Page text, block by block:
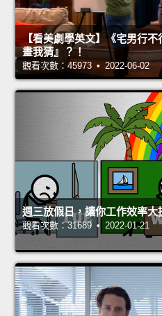
【看美劇學英文】《宅男行
畫我猜』？！
觀看次數：45973 • 2022-06-02
週三放假日，讓你工作效率大
觀看次數：31689 • 2022-01-21